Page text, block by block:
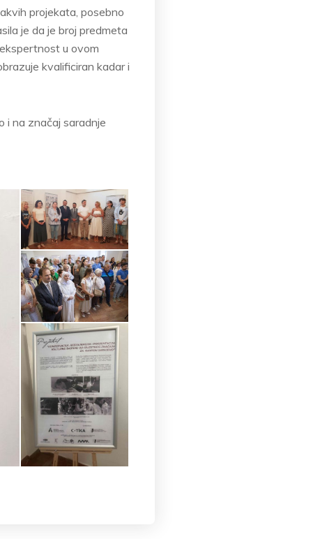
projekata, posebno
je da je broj predmeta
u ovom
kvalificiran kadar i
i na značaj saradnje